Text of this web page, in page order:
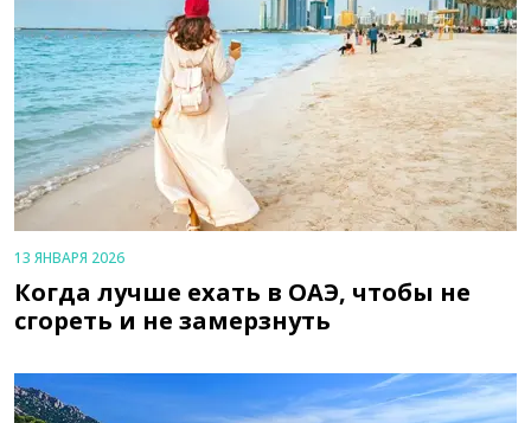
13 ЯНВАРЯ 2026
Когда лучше ехать в ОАЭ, чтобы не
сгореть и не замерзнуть